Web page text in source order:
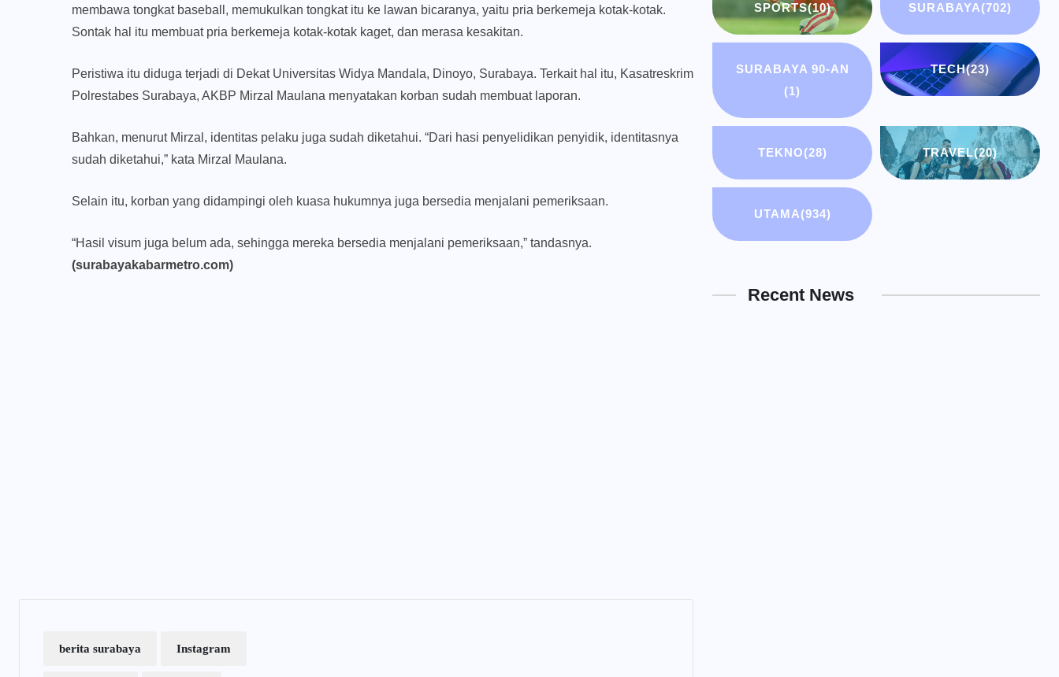
membawa tongkat baseball, memukulkan tongkat itu ke lawan bicaranya, yaitu pria berkemeja kotak-kotak.
Sontak hal itu membuat pria berkemeja kotak-kotak kaget, dan merasa kesakitan.
Peristiwa itu diduga terjadi di Dekat Universitas Widya Mandala, Dinoyo, Surabaya. Terkait hal itu, Kasatreskrim
Polrestabes Surabaya, AKBP Mirzal Maulana menyatakan korban sudah membuat laporan.
Bahkan, menurut Mirzal, identitas pelaku juga sudah diketahui. “Dari hasi penyelidikan penyidik, identitasnya
sudah diketahui,” kata Mirzal Maulana.
Selain itu, korban yang didampingi oleh kuasa hukumnya juga bersedia menjalani pemeriksaan.
“Hasil visum juga belum ada, sehingga mereka bersedia menjalani pemeriksaan,” tandasnya.
(surabayakabarmetro.com)
berita surabaya Instagram
SPORTS(10) SURABAYA(702)
SURABAYA 90-AN
(1)
TECH(23)
TEKNO(28) TRAVEL(20)
UTAMA(934)
Recent News